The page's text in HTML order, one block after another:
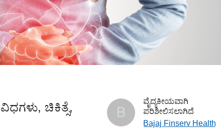
ಚಿಕಿತ್ಸೆ,
B
ವೈದ್ಯಕೀಯವಾಗಿ
ಪರಿಶೀಲಿಸಲಾಗಿದೆ
Bajaj Finserv Health